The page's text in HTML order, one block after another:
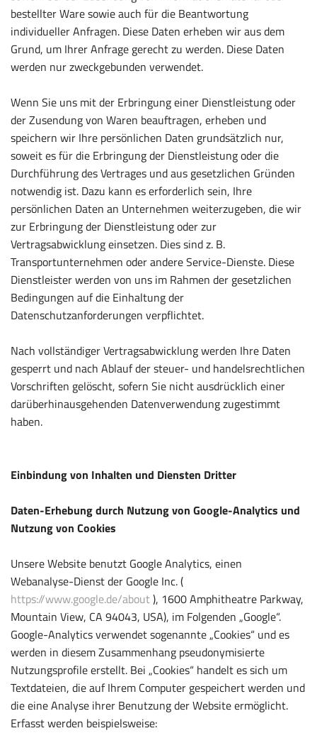
bestellter Ware sowie auch für die Beantwortung
individueller Anfragen. Diese Daten erheben wir aus dem
Grund, um Ihrer Anfrage gerecht zu werden. Diese Daten
werden nur zweckgebunden verwendet.
Wenn Sie uns mit der Erbringung einer Dienstleistung oder
der Zusendung von Waren beauftragen, erheben und
speichern wir Ihre persönlichen Daten grundsätzlich nur,
soweit es für die Erbringung der Dienstleistung oder die
Durchführung des Vertrages und aus gesetzlichen Gründen
notwendig ist. Dazu kann es erforderlich sein, Ihre
persönlichen Daten an Unternehmen weiterzugeben, die wir
zur Erbringung der Dienstleistung oder zur
Vertragsabwicklung einsetzen. Dies sind z. B.
Transportunternehmen oder andere Service-Dienste. Diese
Dienstleister werden von uns im Rahmen der gesetzlichen
Bedingungen auf die Einhaltung der
Datenschutzanforderungen verpflichtet.
Nach vollständiger Vertragsabwicklung werden Ihre Daten
gesperrt und nach Ablauf der steuer- und handelsrechtlichen
Vorschriften gelöscht, sofern Sie nicht ausdrücklich einer
darüberhinausgehenden Datenverwendung zugestimmt
haben.
Einbindung von Inhalten und Diensten Dritter
Daten-Erhebung durch Nutzung von Google-Analytics und
Nutzung von Cookies
Unsere Website benutzt Google Analytics, einen
Webanalyse-Dienst der Google Inc. (
https://www.google.de/about), 1600 Amphitheatre Parkway,
Mountain View, CA 94043, USA), im Folgenden „Google“.
Google-Analytics verwendet sogenannte „Cookies“ und es
werden in diesem Zusammenhang pseudonymisierte
Nutzungsprofile erstellt. Bei „Cookies“ handelt es sich um
Textdateien, die auf Ihrem Computer gespeichert werden und
die eine Analyse ihrer Benutzung der Website ermöglicht.
Erfasst werden beispielsweise: